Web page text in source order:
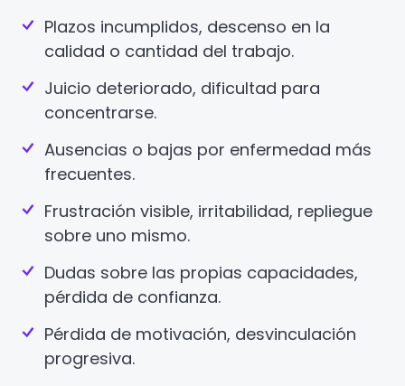
Plazos incumplidos, descenso en la
calidad o cantidad del trabajo.
Juicio deteriorado, dificultad para
concentrarse.
Ausencias o bajas por enfermedad más
frecuentes.
Frustración visible, irritabilidad, repliegue
sobre uno mismo.
Dudas sobre las propias capacidades,
pérdida de confianza.
Pérdida de motivación, desvinculación
progresiva.